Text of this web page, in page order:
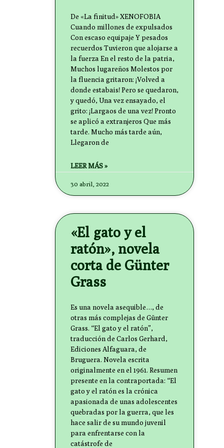
De «La finitud» XENOFOBIA
Cuando millones de expulsados
Con escaso equipaje Y pesados
recuerdos Tuvieron que alojarse a
la fuerza En el resto de la patria,
Muchos lugareños Molestos por
la fluencia gritaron: ¡Volved a
donde estabais! Pero se quedaron,
y quedó, Una vez ensayado, el
grito: ¡Largaos de una vez! Pronto
se aplicó a extranjeros Que más
tarde. Mucho más tarde aún,
Llegaron de
LEER MÁS »
30 abril, 2022
«El gato y el
ratón», novela
corta de Günter
Grass
Es una novela asequible…, de
otras más complejas de Günter
Grass. “El gato y el ratón”,
traducción de Carlos Gerhard,
Ediciones Alfaguara, de
Bruguera. Novela escrita
originalmente en el 1961. Resumen
presente en la contraportada: “El
gato y el ratón es la crónica
apasionada de unas adolescentes
quebradas por la guerra, que les
hace salir de su mundo juvenil
para enfrentarse con la
catástrofe de